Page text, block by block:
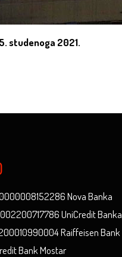
studenoga 2021.
Nova Banka
UniCredit Banka
Raiffeisen Bank
Bank Mostar